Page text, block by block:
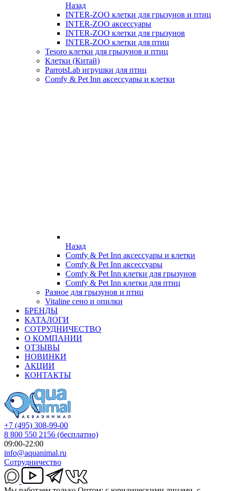
Назад
INTER-ZOO клетки для грызунов и птиц
INTER-ZOO аксессуары
INTER-ZOO клетки для грызунов
INTER-ZOO клетки для птиц
Tesoro клетки для грызунов и птиц
Клетки (Китай)
ParrotsLab игрушки для птиц
Comfy & Pet Inn аксессуары и клетки
Назад
Comfy & Pet Inn аксессуары и клетки
Comfy & Pet Inn аксессуары
Comfy & Pet Inn клетки для грызунов
Comfy & Pet Inn клетки для птиц
Разное для грызунов и птиц
Vitaline сено и опилки
БРЕНДЫ
КАТАЛОГИ
СОТРУДНИЧЕСТВО
О КОМПАНИИ
ОТЗЫВЫ
НОВИНКИ
АКЦИИ
КОНТАКТЫ
+7 (495) 308-99-00
8 800 550 2156 (бесплатно)
09:00-22:00
info@aquanimal.ru
Сотрудничество